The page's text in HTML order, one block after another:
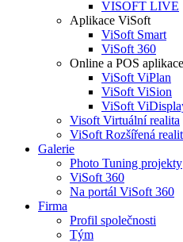
VISOFT LIVE
Aplikace ViSoft
ViSoft Smart
ViSoft 360
Online a POS aplikace
ViSoft ViPlan
ViSoft ViSion
ViSoft
Visoft Virtuální realita
ViSoft Rozšířená
Galerie
Photo Tuning projekty
ViSoft 360
Na portál ViSoft 360
Firma
Profil společnosti
Tým